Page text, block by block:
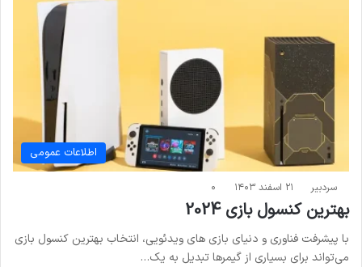
اطلاعات عمومی
سردبیر ۲۱ اسفند ۱۴۰۳ ۰
بهترین کنسول بازی 2024
با پیشرفت فناوری و دنیای بازی های ویدئویی، انتخاب بهترین کنسول بازی
می‌تواند برای بسیاری از گیمرها تبدیل به یک…